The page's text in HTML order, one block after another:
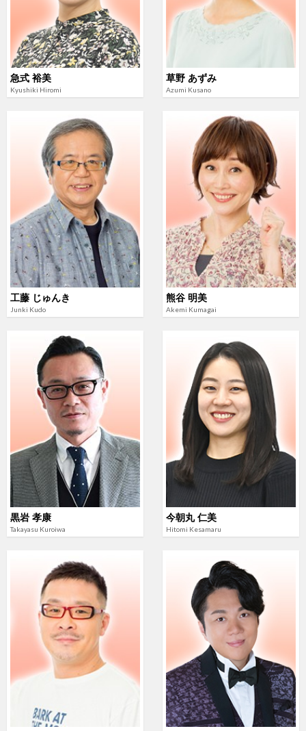
急式 裕美
Kyushiki Hiromi
草野 あずみ
Azumi Kusano
工藤 じゅんき
Junki Kudo
熊谷 明美
Akemi Kumagai
黒岩 孝康
Takayasu Kuroiwa
今朝丸 仁美
Hitomi Kesamaru